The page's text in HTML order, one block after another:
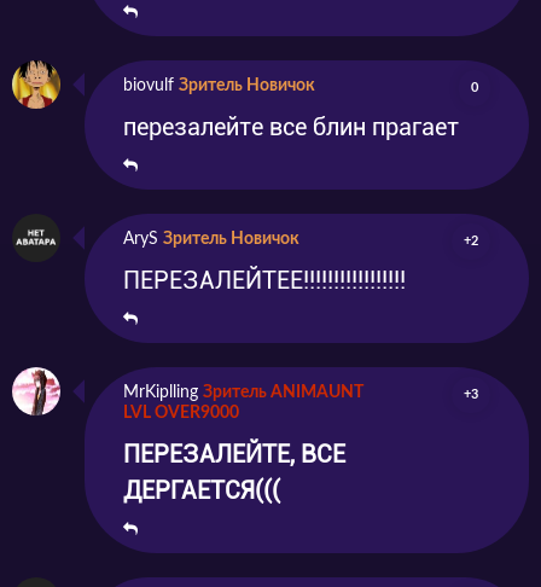
biovulf Зритель Новичок 0
перезалейте все блин прагает
AryS Зритель Новичок +2
ПЕРЕЗАЛЕЙТЕЕ!!!!!!!!!!!!!!!!!
MrKiplling Зритель ANIMAUNT
LVL OVER9000
+3
ПЕРЕЗАЛЕЙТЕ, ВСЕ
ДЕРГАЕТСЯ(((